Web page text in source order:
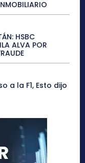
HSBC
ALVA POR
a la F1, Esto dijo